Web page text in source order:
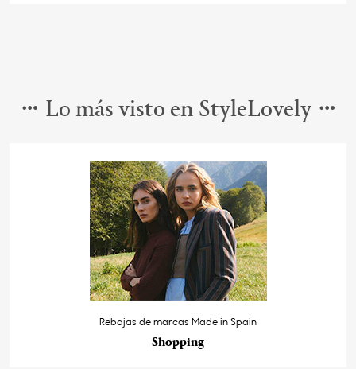
Lo más visto en StyleLovely
Rebajas de marcas Made in Spain
Shopping